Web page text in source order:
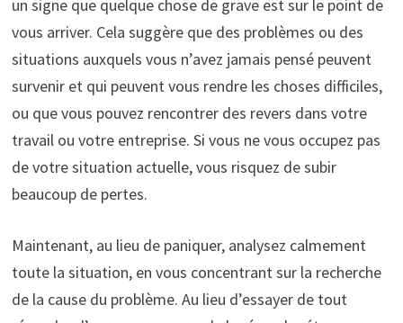
un signe que quelque chose de grave est sur le point de
vous arriver. Cela suggère que des problèmes ou des
situations auxquels vous n’avez jamais pensé peuvent
survenir et qui peuvent vous rendre les choses difficiles,
ou que vous pouvez rencontrer des revers dans votre
travail ou votre entreprise. Si vous ne vous occupez pas
de votre situation actuelle, vous risquez de subir
beaucoup de pertes.
Maintenant, au lieu de paniquer, analysez calmement
toute la situation, en vous concentrant sur la recherche
de la cause du problème. Au lieu d’essayer de tout